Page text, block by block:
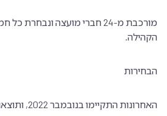
מורכבת מ-24 חברי מועצה
הקהילה.
הבחירות
האחרונות התקיימו בנובמבר 2022, ותוצאותיהן ניתן לקרוא כאן: